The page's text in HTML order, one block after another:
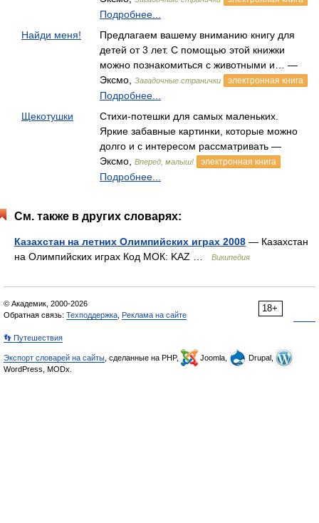
Подробнее...
Найди меня!
Предлагаем вашему вниманию книгу для
детей от 3 лет. С помощью этой книжки
можно познакомиться с животными и… —
Эксмо,
Загадочные странички электронная книга
Подробнее...
Щекотушки
Стихи-потешки для самых маленьких.
Яркие забавные картинки, которые можно
долго и с интересом рассматривать —
Эксмо,
Вперед, малыш! электронная книга
Подробнее...
См. также в других словарях:
Казахстан на летних Олимпийских играх 2008 — Казахстан
на Олимпийских играх Код МОК: KAZ …
Википедия
18+
© Академик, 2000-2026
Обратная связь: Техподдержка Реклама на сайте
👣 Путешествия
Экспорт словарей на сайты , сделанные на PHP, Joomla,
Drupal,
WordPress, MODx.